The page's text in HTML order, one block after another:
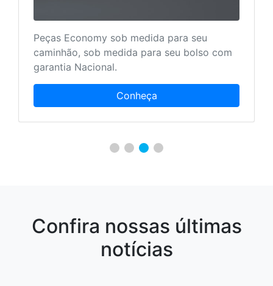
Peças Economy sob medida para seu
caminhão, sob medida para seu bolso com
garantia Nacional.
Conheça
Confira nossas últimas
notícias